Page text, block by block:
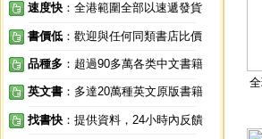
速度快 ：全港範圍全部以速遞發貨
書價低 ：歡迎與任何同類書店比價
品種多 ：超過90多萬各类中文書籍
英文書 ：多達20萬種英文原版書籍
找書快 ：提供資料，24小時內反饋